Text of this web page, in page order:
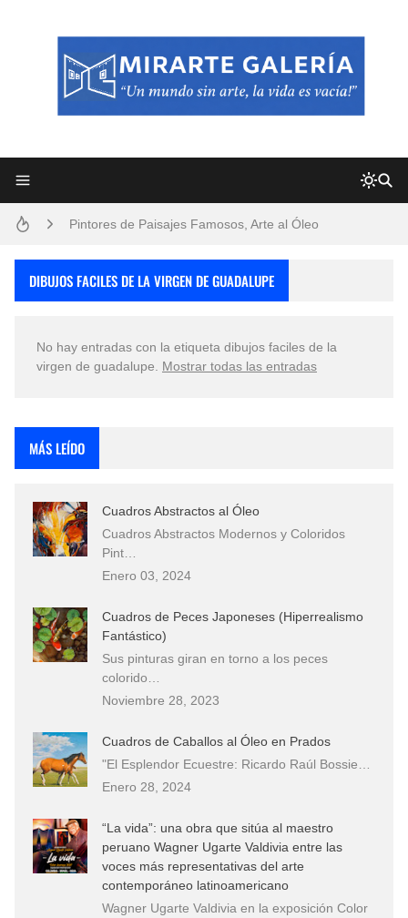
Pintores de Paisajes Famosos, Arte al Óleo
Que significan los cuadros de negras africanas?
El mundo del arte en pintura surrealista
DIBUJOS FACILES DE LA VIRGEN DE GUADALUPE
No hay entradas con la etiqueta dibujos faciles de la
virgen de guadalupe
Mostrar todas las entradas
MÁS LEÍDO
Cuadros Abstractos al Óleo
Cuadros Abstractos Modernos y Coloridos
Pint…
Enero 03, 2024
Cuadros de Peces Japoneses (Hiperrealismo
Fantástico)
Sus pinturas giran en torno a los peces
colorido…
Noviembre 28, 2023
Cuadros de Caballos al Óleo en Prados
"El Esplendor Ecuestre: Ricardo Raúl Bossie…
Enero 28, 2024
“La vida”: una obra que sitúa al maestro
peruano Wagner Ugarte Valdivia entre las
voces más representativas del arte
contemporáneo latinoamericano
Wagner Ugarte Valdivia en la exposición Color